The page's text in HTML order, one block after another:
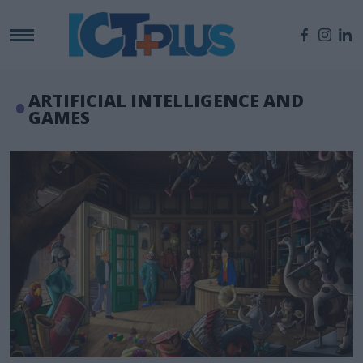
ARTIFICIAL INTELLIGENCE AND
GAMES